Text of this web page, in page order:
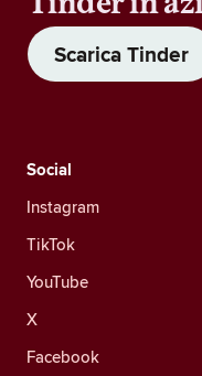
Scarica Tinder
Social
Instagram
TikTok
YouTube
X
Facebook